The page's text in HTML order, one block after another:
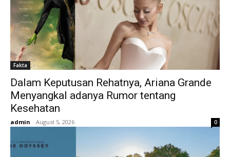
Fakta
Dalam Keputusan Rehatnya, Ariana Grande
Menyangkal adanya Rumor tentang
Kesehatan
admin - August 5, 2026 0